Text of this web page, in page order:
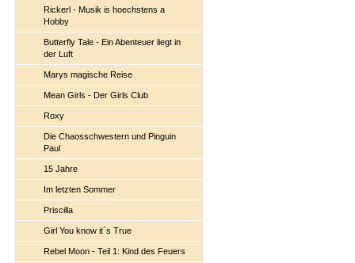
Rickerl - Musik is hoechstens a
Hobby
Butterfly Tale - Ein Abenteuer liegt in
der Luft
Marys magische Reise
Mean Girls - Der Girls Club
Roxy
Die Chaosschwestern und Pinguin
Paul
15 Jahre
Im letzten Sommer
Priscilla
Girl You know it´s True
Rebel Moon - Teil 1: Kind des Feuers